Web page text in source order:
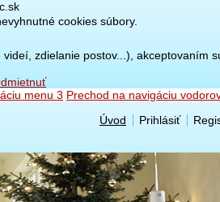
cookies súbory.
zdielanie postov...), akceptovaním
menu 3 Prechod na navigáciu
Úvod Prihlásiť